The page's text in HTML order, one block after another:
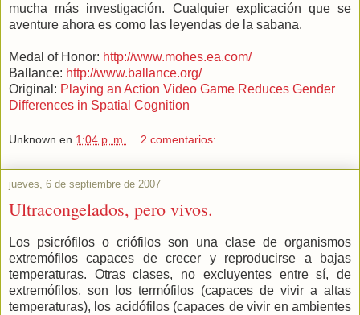
mucha más investigación. Cualquier explicación que se
aventure ahora es como las leyendas de la sabana.
Medal of Honor: http://www.mohes.ea.com/
Ballance: http://www.ballance.org/
Original: Playing an Action Video Game Reduces Gender
Differences in Spatial Cognition
Unknown en 1:04 p. m. 2 comentarios:
jueves, 6 de septiembre de 2007
Ultracongelados, pero vivos.
Los psicrófilos o criófilos son una clase de organismos
extremófilos capaces de crecer y reproducirse a bajas
temperaturas. Otras clases, no excluyentes entre sí, de
extremófilos, son los termófilos (capaces de vivir a altas
temperaturas), los acidófilos (capaces de vivir en ambientes